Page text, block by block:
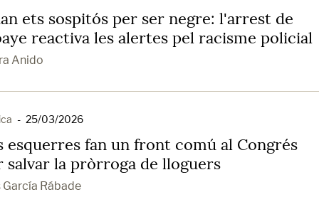
ets sospitós per ser negre: l'arrest de
reactiva les alertes pel racisme policial
Anido
- 25/03/2026
esquerres fan un front comú al Congrés
salvar la pròrroga de lloguers
García Rábade